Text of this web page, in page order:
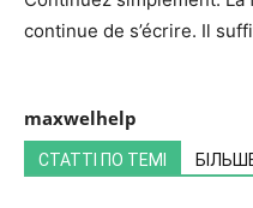
continue de s’écrire. Il
maxwelhelp
СТАТТІ ПО ТЕМІ